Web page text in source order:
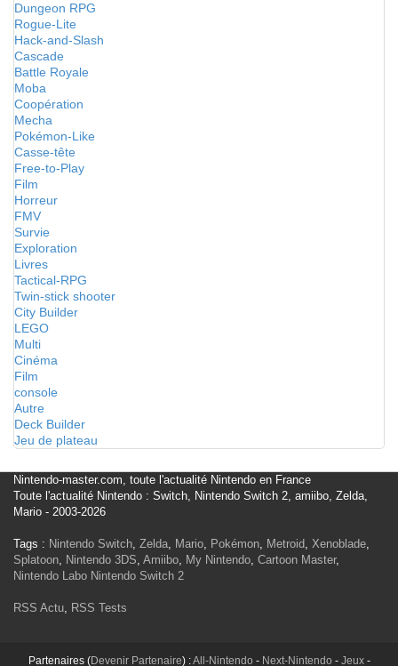
Dungeon RPG
Rogue-Lite
Hack-and-Slash
Cascade
Battle Royale
Moba
Coopération
Mecha
Pokémon-Like
Casse-tête
Free-to-Play
Film
Horreur
FMV
Survie
Exploration
Livres
Tactical-RPG
Twin-stick shooter
City Builder
LEGO
Multi
Cinéma
Film
console
Autre
Deck Builder
Jeu de plateau
Nintendo-master.com, toute l'actualité Nintendo en France
Toute l'actualité Nintendo : Switch, Nintendo Switch 2, amiibo, Zelda,
Mario - 2003-2026
Tags : Nintendo Switch, Zelda, Mario, Pokémon, Metroid, Xenoblade,
Splatoon, Nintendo 3DS, Amiibo, My Nintendo, Cartoon Master,
Nintendo Labo Nintendo Switch 2
RSS Actu, RSS Tests
Partenaires (Devenir Partenaire) :All-Nintendo - Next-Nintendo - Jeux-